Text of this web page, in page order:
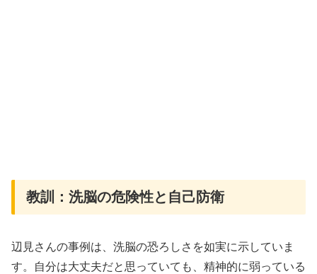
教訓：洗脳の危険性と自己防衛
辺見さんの事例は、洗脳の恐ろしさを如実に示していま
す。自分は大丈夫だと思っていても、精神的に弱っている